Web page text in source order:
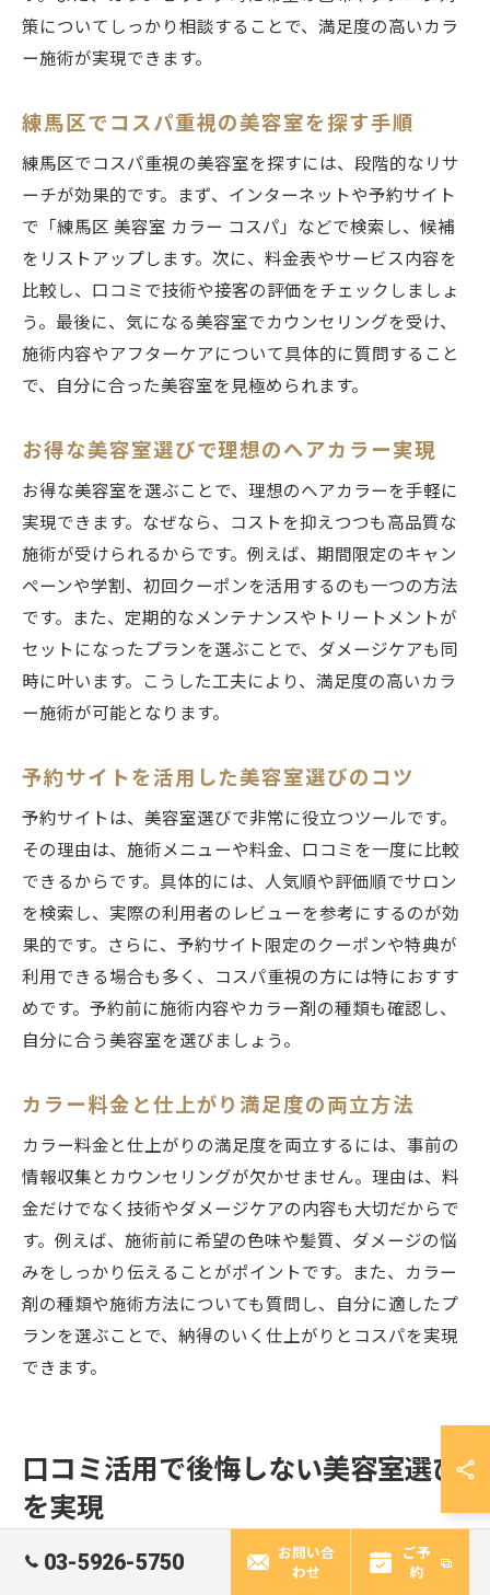
策についてしっかり相談することで、満足度の高いカラ
ー施術が実現できます。
練馬区でコスパ重視の美容室を探す手順
練馬区でコスパ重視の美容室を探すには、段階的なリサ
ーチが効果的です。まず、インターネットや予約サイト
で「練馬区 美容室 カラー コスパ」などで検索し、候補
をリストアップします。次に、料金表やサービス内容を
比較し、口コミで技術や接客の評価をチェックしましょ
う。最後に、気になる美容室でカウンセリングを受け、
施術内容やアフターケアについて具体的に質問すること
で、自分に合った美容室を見極められます。
お得な美容室選びで理想のヘアカラー実現
お得な美容室を選ぶことで、理想のヘアカラーを手軽に
実現できます。なぜなら、コストを抑えつつも高品質な
施術が受けられるからです。例えば、期間限定のキャン
ペーンや学割、初回クーポンを活用するのも一つの方法
です。また、定期的なメンテナンスやトリートメントが
セットになったプランを選ぶことで、ダメージケアも同
時に叶います。こうした工夫により、満足度の高いカラ
ー施術が可能となります。
予約サイトを活用した美容室選びのコツ
予約サイトは、美容室選びで非常に役立つツールです。
その理由は、施術メニューや料金、口コミを一度に比較
できるからです。具体的には、人気順や評価順でサロン
を検索し、実際の利用者のレビューを参考にするのが効
果的です。さらに、予約サイト限定のクーポンや特典が
利用できる場合も多く、コスパ重視の方には特におすす
めです。予約前に施術内容やカラー剤の種類も確認し、
自分に合う美容室を選びましょう。
カラー料金と仕上がり満足度の両立方法
カラー料金と仕上がりの満足度を両立するには、事前の
情報収集とカウンセリングが欠かせません。理由は、料
金だけでなく技術やダメージケアの内容も大切だからで
す。例えば、施術前に希望の色味や髪質、ダメージの悩
みをしっかり伝えることがポイントです。また、カラー
剤の種類や施術方法についても質問し、自分に適したプ
ランを選ぶことで、納得のいく仕上がりとコスパを実現
できます。
口コミ活用で後悔しない美容室選び
を実現
美容室選びに役立つ口コミの見極め方
03-5926-5750
お問い合
わせ
ご予
約